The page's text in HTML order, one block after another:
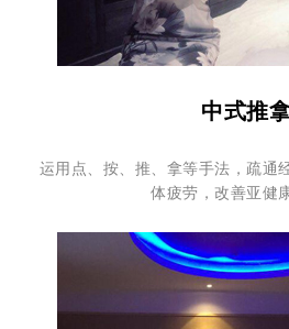
中式推
运用点、按、推、拿等手法，疏通
体疲劳，改善亚健